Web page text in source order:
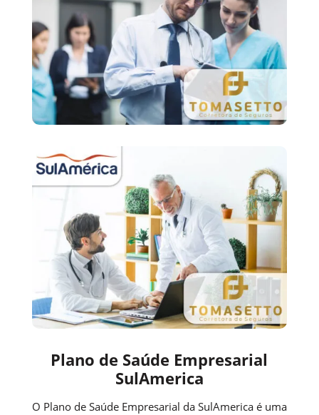
Plano de Saúde Empresarial
SulAmerica
O Plano de Saúde Empresarial da SulAmerica é uma